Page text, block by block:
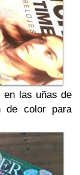
en las uñas de
de color para